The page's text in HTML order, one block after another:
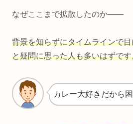
なぜここまで拡散したのか――
背景を知らずにタイムラインで
と疑問に思った人も多いはずです
カレー大好きだから